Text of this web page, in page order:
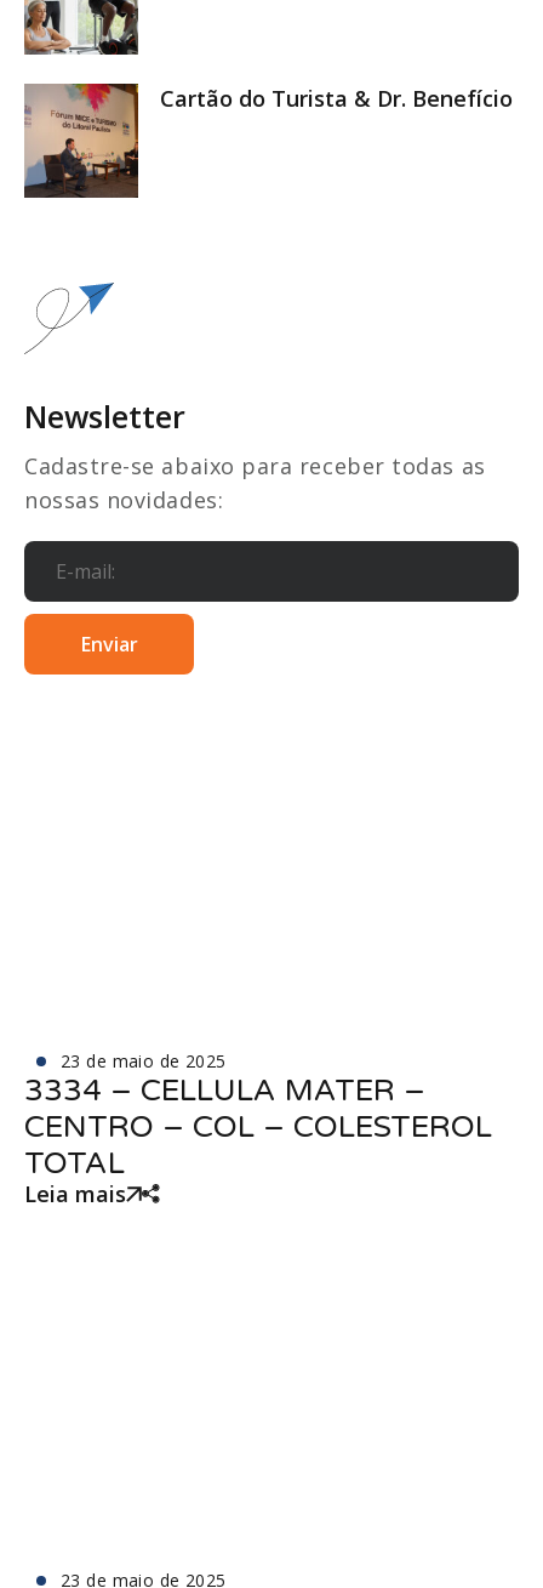
23 de maio de 2025
3334 – CELLULA MATER –
CENTRO – COL – COLESTEROL
TOTAL
Leia mais
23 de maio de 2025
Cartão do Turista & Dr. Benefício
Newsletter
Cadastre-se abaixo para receber todas as
nossas novidades: